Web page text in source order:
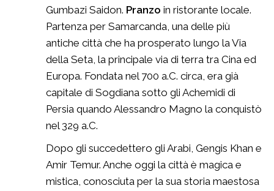
Gumbazi Saidon. Pranzo in ristorante locale.
Partenza per Samarcanda, una delle più
antiche città che ha prosperato lungo la Via
della Seta, la principale via di terra tra Cina ed
Europa. Fondata nel 700 a.C. circa, era già
capitale di Sogdiana sotto gli Achemidi di
Persia quando Alessandro Magno la conquistò
nel 329 a.C.
Dopo gli succedettero gli Arabi, Gengis Khan e
Amir Temur. Anche oggi la città è magica e
mistica, conosciuta per la sua storia maestosa